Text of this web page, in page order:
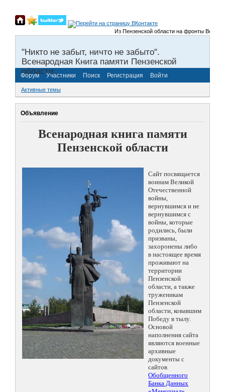
Из Пензенской области на фронты Великой
"Никто не забыт, ничто не забыто".
Всенародная Книга памяти Пензенской
области.
Форум Участники Поиск Регистрация Войти
Активные темы
Объявление
Всенародная книга памяти
Пензенской области
Сайт посвящается
воинам Великой
Отечественной
войны,
вернувшимся и не
вернувшимся с
войны, которые
родились, были
призваны,
захоронены либо
в настоящее время
проживают на
территории
Пензенской
области, а также
труженикам
Пензенской
области, ковавшим
Победу в тылу.
Основой
наполнения сайта
являются военные
архивные
документы с
сайтов
Обобщенного
Банка Данных